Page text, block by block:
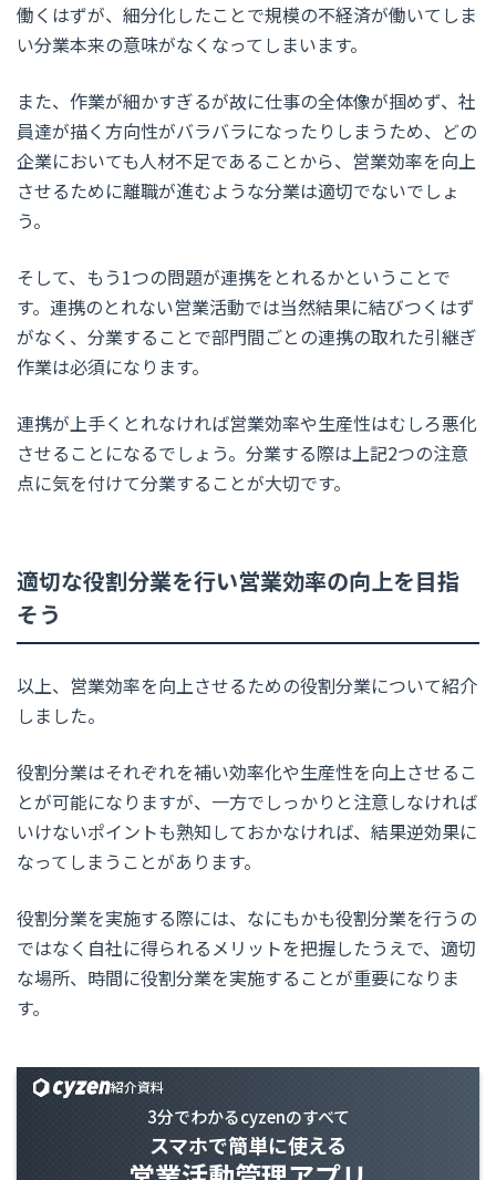
働くはずが、細分化したことで規模の不経済が働いてしま
い分業本来の意味がなくなってしまいます。
また、作業が細かすぎるが故に仕事の全体像が掴めず、社
員達が描く方向性がバラバラになったりしまうため、どの
企業においても人材不足であることから、営業効率を向上
させるために離職が進むような分業は適切でないでしょ
う。
そして、もう1つの問題が連携をとれるかということで
す。連携のとれない営業活動では当然結果に結びつくはず
がなく、分業することで部門間ごとの連携の取れた引継ぎ
作業は必須になります。
連携が上手くとれなければ営業効率や生産性はむしろ悪化
させることになるでしょう。分業する際は上記2つの注意
点に気を付けて分業することが大切です。
適切な役割分業を行い営業効率の向上を目指
そう
以上、営業効率を向上させるための役割分業について紹介
しました。
役割分業はそれぞれを補い効率化や生産性を向上させるこ
とが可能になりますが、一方でしっかりと注意しなければ
いけないポイントも熟知しておかなければ、結果逆効果に
なってしまうことがあります。
役割分業を実施する際には、なにもかも役割分業を行うの
ではなく自社に得られるメリットを把握したうえで、適切
な場所、時間に役割分業を実施することが重要になりま
す。
紹介資料
3分でわかるcyzenのすべて
スマホで簡単に使える